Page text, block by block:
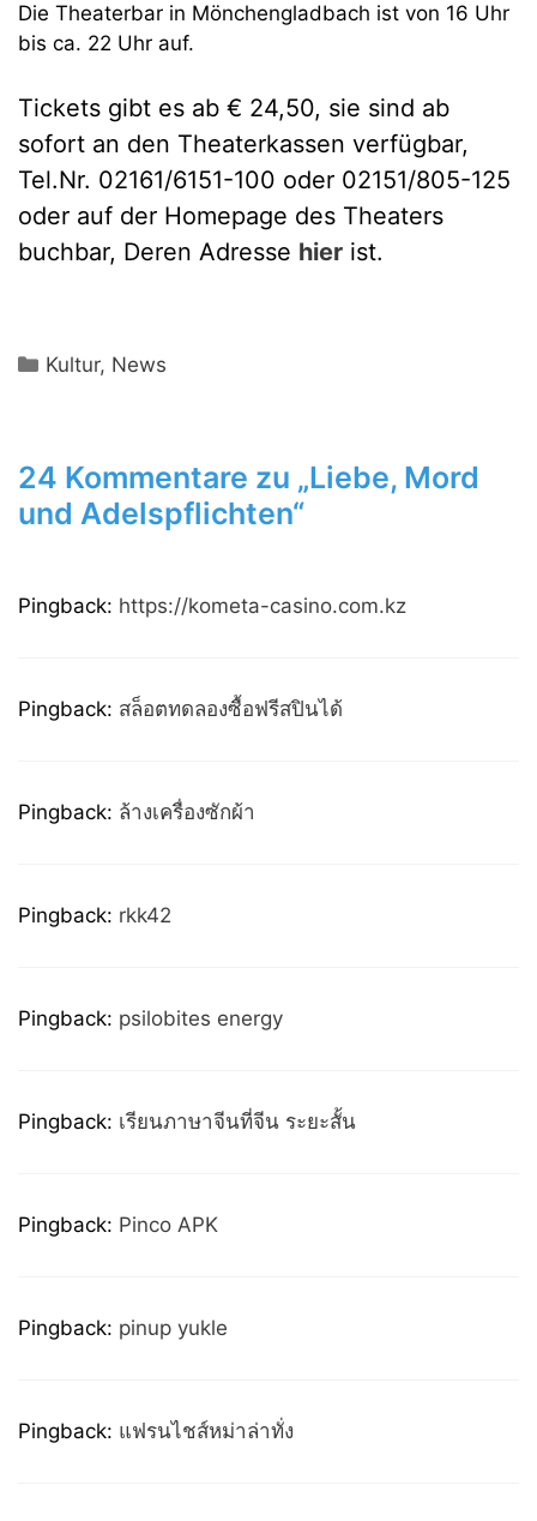
Die Theaterbar in Mönchengladbach ist von 16 Uhr
bis ca. 22 Uhr auf.
Tickets gibt es ab € 24,50, sie sind ab
sofort an den Theaterkassen verfügbar,
Tel.Nr. 02161/6151-100 oder 02151/805-125
oder auf der Homepage des Theaters
buchbar, Deren Adresse hier ist.
Kategorien
Kultur, News
24 Kommentare zu „Liebe, Mord
und Adelspflichten“
Pingback: https://kometa-casino.com.kz
Pingback: สล็อตทดลองซื้อฟรีสปินได้
Pingback: ล้างเครื่องซักผ้า
Pingback: rkk42
Pingback: psilobites energy
Pingback: เรียนภาษาจีนที่จีน ระยะสั้น
Pingback: Pinco APK
Pingback: pinup yukle
Pingback: แฟรนไชส์หม่าล่าทั่ง